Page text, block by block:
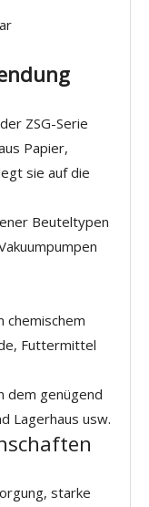
ZSG-Serie
Papier,
sie auf die
Beuteltypen
chemischem
Futtermittel
dem genügend
Lagerhaus usw.
starke